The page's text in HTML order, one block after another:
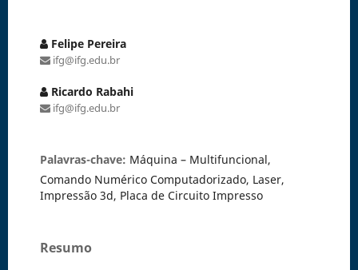
Felipe Pereira
ifg@ifg.edu.br
Ricardo Rabahi
ifg@ifg.edu.br
Palavras-chave: Máquina – Multifuncional,
Comando Numérico Computadorizado, Laser,
Impressão 3d, Placa de Circuito Impresso
Resumo